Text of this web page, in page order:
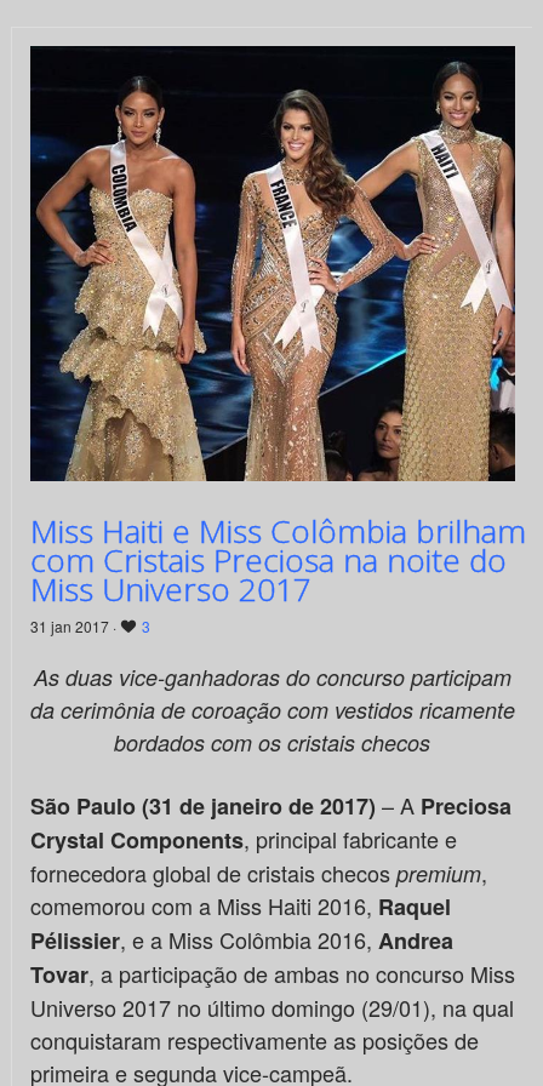
Miss Haiti e Miss Colômbia brilham
com Cristais Preciosa na noite do
Miss Universo 2017
31 jan 2017 · 3
As duas vice-ganhadoras do concurso participam
da cerimônia de coroação com vestidos ricamente
bordados com os cristais checos
São Paulo (31 de janeiro de 2017) – A Preciosa
Crystal Components, principal fabricante e
fornecedora global de cristais checos premium,
comemorou com a Miss Haiti 2016, Raquel
Pélissier, e a Miss Colômbia 2016, Andrea
Tovar, a participação de ambas no concurso Miss
Universo 2017 no último domingo (29/01), na qual
conquistaram respectivamente as posições de
primeira e segunda vice-campeã.